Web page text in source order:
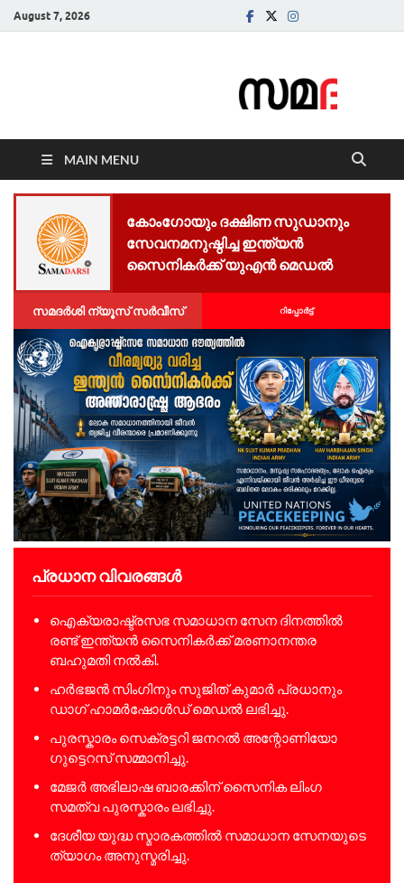
August 7, 2026
MAIN MENU
കോംഗോയും ദക്ഷിണ സുഡാനും
സേവനമനുഷ്ഠിച്ച ഇന്ത്യൻ
സൈനികർക്ക് യുഎൻ മെഡൽ
സമദർശി ന്യൂസ് സർവീസ് റിപ്പോര്‍ട്ട്
പ്രധാന വിവരങ്ങൾ
ഐക്യരാഷ്ട്രസഭ സമാധാന സേന ദിനത്തിൽ
രണ്ട് ഇന്ത്യൻ സൈനികർക്ക് മരണാനന്തര
ബഹുമതി നൽകി.
ഹർഭജൻ സിംഗിനും സുജിത് കുമാർ പ്രധാനും
ഡാഗ് ഹാമർഷോൾഡ് മെഡൽ ലഭിച്ചു.
പുരസ്കാരം സെക്രട്ടറി ജനറൽ അന്റോണിയോ
ഗുട്ടെറസ് സമ്മാനിച്ചു.
മേജർ അഭിലാഷ ബാരക്കിന് സൈനിക ലിംഗ
സമത്വ പുരസ്കാരം ലഭിച്ചു.
ദേശീയ യുദ്ധ സ്മാരകത്തിൽ സമാധാന സേനയുടെ
ത്യാഗം അനുസ്മരിച്ചു.